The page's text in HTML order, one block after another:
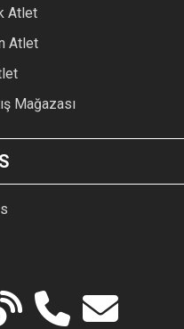
Atlet
Atlet
Mağazası